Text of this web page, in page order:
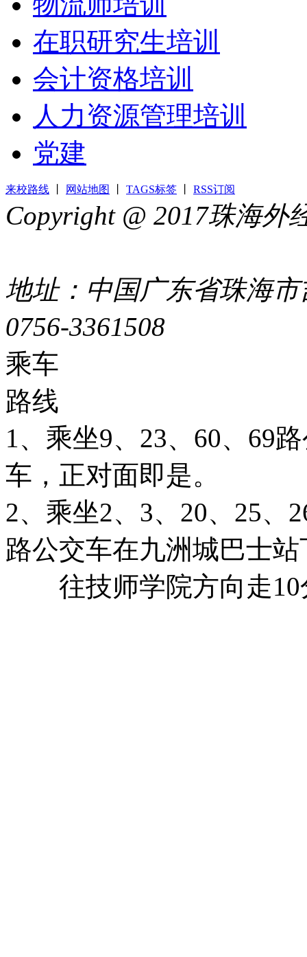
在职研究生培训
会计资格培训
人力资源管理培训
党建
来校路线 网站地图 TAGS标签 RSS订阅
Copyright @ 2017珠海
地址：中国广东省珠海
0756-3361508
乘车
路线
1、乘坐9、23、60、69
车，正对面即是。
2、乘坐2、3、20、25、
路公交车在九洲城巴士站
往技师学院方向走10